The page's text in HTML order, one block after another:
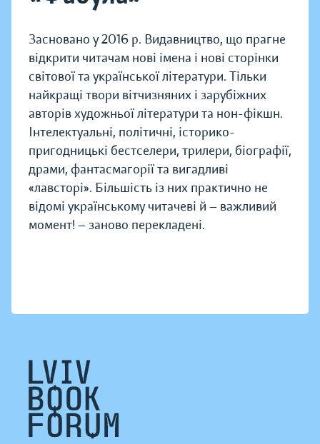
Засновано у 2016 р. Видавництво, що прагне
відкрити читачам нові імена і нові сторінки
світової та української літератури. Тільки
найкращі твори вітчизняних і зарубіжних
авторів художньої літератури та нон-фікшн.
Інтелектуальні, політичні, історико-
пригодницькі бестселери, трилери, біографії,
драми, фантасмагорії та вигадливі
«лавсторі». Більшість із них практично не
відомі українському читачеві й — важливий
момент! — заново перекладені.